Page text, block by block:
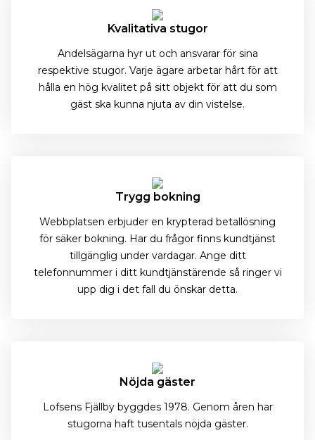
Kvalitativa stugor
Andelsägarna hyr ut och ansvarar för sina
respektive stugor. Varje ägare arbetar hårt för att
hålla en hög kvalitet på sitt objekt för att du som
gäst ska kunna njuta av din vistelse.
Trygg bokning
Webbplatsen erbjuder en krypterad betallösning
för säker bokning. Har du frågor finns kundtjänst
tillgänglig under vardagar. Ange ditt
telefonnummer i ditt kundtjänstärende så ringer vi
upp dig i det fall du önskar detta.
Nöjda gäster
Lofsens Fjällby byggdes 1978. Genom åren har
stugorna haft tusentals nöjda gäster.